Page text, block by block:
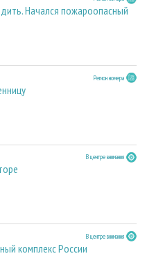
Начался пожароопасный
Регион номера
В центре внимания
В центре внимания
комплекс России